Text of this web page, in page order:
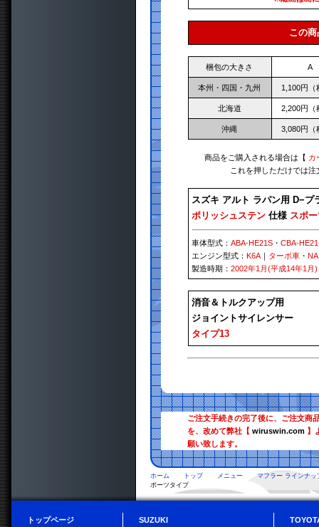
この
梱包の大きさ A
本州・四国・九州 1,100円（
北海道 2,200円（
沖縄 3,080円（
商品をご購入される場合は【 カ
これを押しただけでは
スズキ アルト ラパン用 D−プ
ポリッシュステン 仕様 スポ
車体型式：ABA-HE21S ・CBA-
エンジン型式：K6A ｜ ターボ車 ・
製造時期：2002年1月(平成14年1月)
消音＆トルクアップ用
ジョイントサイレンサー
タイプ13
ご注文手続きの完了後に、ご注文商
を、改めて弊社【wiruswin.com 】
願い致します。
ホーム トップ メニュー
マフラー ラインナッ
ポーツタイプ
トップページ
SUZUKI